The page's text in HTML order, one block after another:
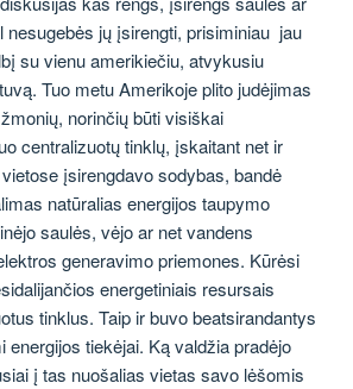
nesugebės jų įsirengti, prisiminiau jau
su vienu amerikiečiu, atvykusiu
Tuo metu Amerikoje plito judėjimas
norinčių būti visiškai
centralizuotų tinklų, įskaitant net ir
įsirengdavo sodybas, bandė
natūralias energijos taupymo
saulės, vėjo ar net vandens
generavimo priemones. Kūrėsi
energetiniais resursais
tinklus. Taip ir buvo beatsirandantys
energijos tiekėjai. Ką valdžia pradėjo
į tas nuošalias vietas savo lėšomis